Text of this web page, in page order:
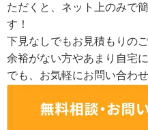
ただくと、ネット上のみで
す！
下見なしでもお見積もりの
余裕がない方やあまり自宅
でも、お気軽にお問い合わ